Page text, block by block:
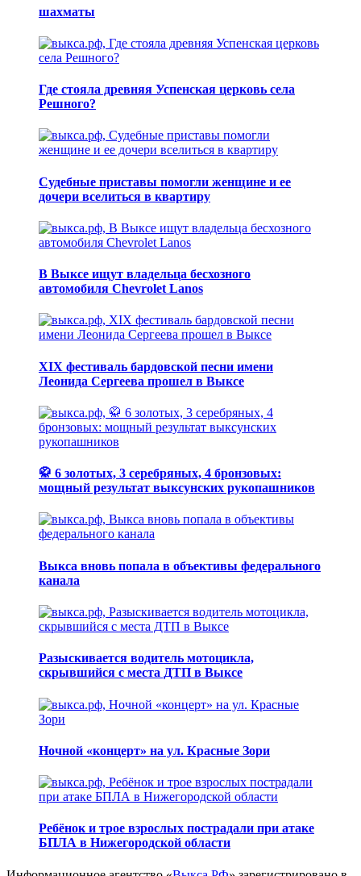
шахматы
Где стояла древняя Успенская церковь села
Решного?
Судебные приставы помогли женщине и ее
дочери вселиться в квартиру
В Выксе ищут владельца бесхозного
автомобиля Chevrolet Lanos
XIX фестиваль бардовской песни имени
Леонида Сергеева прошел в Выксе
🥋 6 золотых, 3 серебряных, 4 бронзовых:
мощный результат выксунских рукопашников
Выкса вновь попала в объективы федерального
канала
Разыскивается водитель мотоцикла,
скрывшийся с места ДТП в Выксе
Ночной «концерт» на ул. Красные Зори
Ребёнок и трое взрослых пострадали при атаке
БПЛА в Нижегородской области